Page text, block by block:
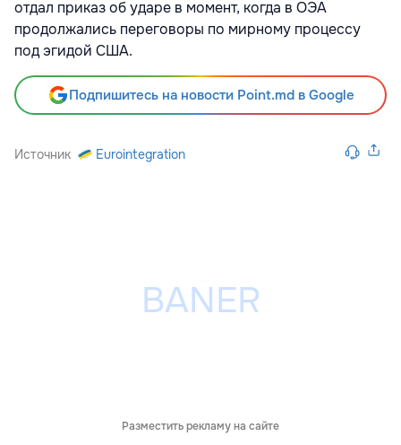
отдал приказ об ударе в момент, когда в ОЭА
продолжались переговоры по мирному процессу
под эгидой США.
Подпишитесь на новости Point.md в Google
Источник Eurointegration
Разместить рекламу на сайте